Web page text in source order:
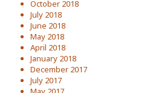
October 2018
July 2018
June 2018
May 2018
April 2018
January 2018
December 2017
July 2017